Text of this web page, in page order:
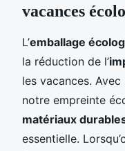
vacances
L’emballage
la réduction de l’
les vacances.
notre empreinte
matériaux
essentielle.